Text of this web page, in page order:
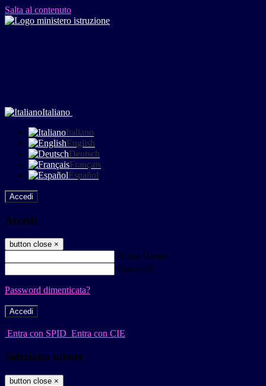
Salta al contenuto
Italiano
Italiano
English
Deutsch
Français
Español
Accedi
Accedi
button close ×
Nome Utente
Password
Password dimenticata?
-
Entra con SPID Entra con CIE
Seleziona utente
button close ×